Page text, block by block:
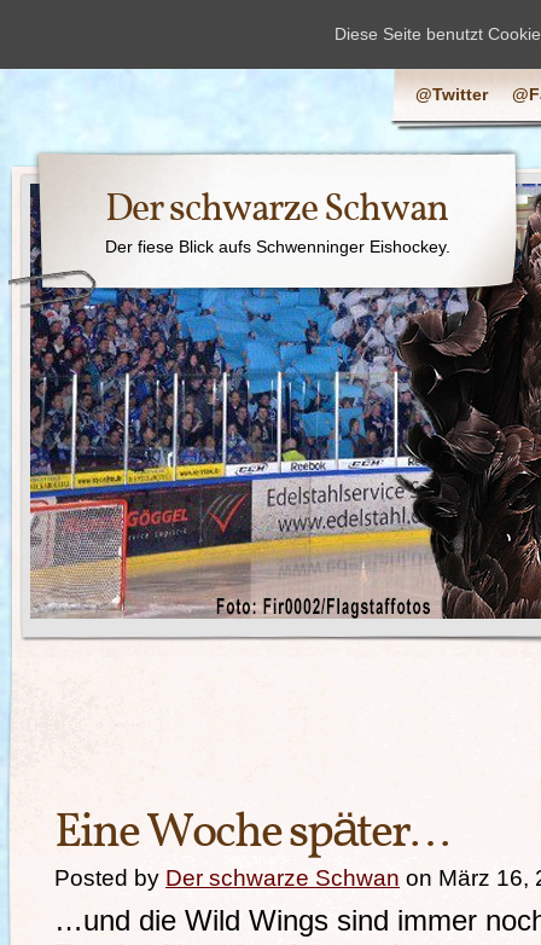
@Twitter
Der schwarze Schwan
Der fiese Blick aufs Schwenninger Eishockey.
Eine Woche später…
Posted by Der schwarze Schwan on März 16,
…und die Wild Wings sind immer
Diese Seite benutzt